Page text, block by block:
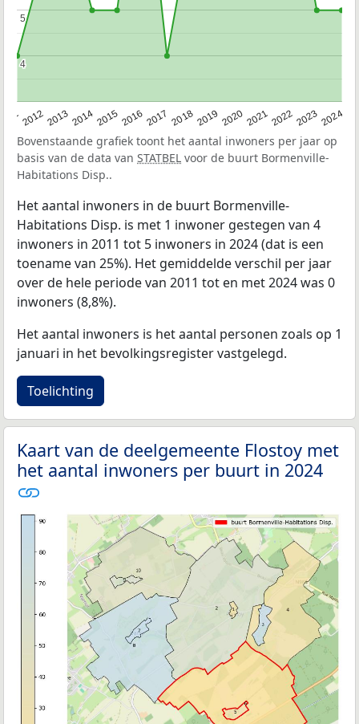
201220132014201520162017 20182019 20202021202220232024
4
4
5
5
Bovenstaande grafiek toont het aantal inwoners per jaar op
basis van de data van STATBEL voor de buurt Bormenville-
Habitations Disp..
Het aantal inwoners in de buurt Bormenville-
Habitations Disp. is met 1 inwoner gestegen van 4
inwoners in 2011 tot 5 inwoners in 2024 (dat is een
toename van 25%). Het gemiddelde verschil per jaar
over de hele periode van 2011 tot en met 2024 was 0
inwoners (8,8%).
Het aantal inwoners is het aantal personen zoals op 1
januari in het bevolkingsregister vastgelegd.
Toelichting
Kaart van de deelgemeente Flostoy met
het aantal inwoners per buurt in 2024